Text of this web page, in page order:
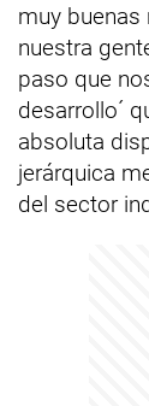
muy buenas
nuestra
paso que
desarrollo´
absoluta
jerárquica
del sector